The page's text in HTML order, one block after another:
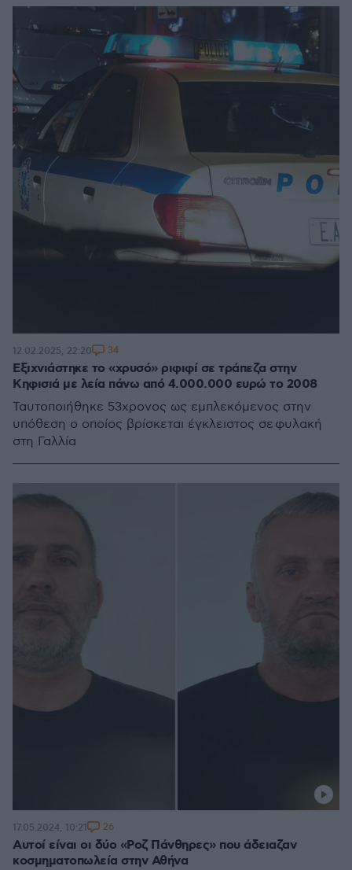
Εξιχνιάστηκε το «χρυσό» ριφιφί σε τράπεζα στην
Κηφισιά με λεία πάνω από 4.000.000 ευρώ το 2008
Ταυτοποιήθηκε 53χρονος ως εμπλεκόμενος στην
υπόθεση ο οποίος βρίσκεται έγκλειστος σε φυλακή
στη Γαλλία
12.02.2025, 22:20 34
Αυτοί είναι οι δύο «Ροζ Πάνθηρες» που άδειαζαν
κοσμηματοπωλεία στην Αθήνα
17.05.2024, 10:21 26